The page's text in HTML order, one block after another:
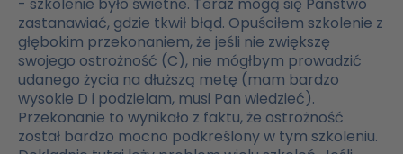
- szkolenie było świetne. Teraz mogą się Państwo
zastanawiać, gdzie tkwił błąd. Opuściłem szkolenie z
głębokim przekonaniem, że jeśli nie zwiększę
swojego ostrożność (C), nie mógłbym prowadzić
udanego życia na dłuższą metę (mam bardzo
wysokie D i podzielam, musi Pan wiedzieć).
Przekonanie to wynikało z faktu, że ostrożność
został bardzo mocno podkreślony w tym szkoleniu.